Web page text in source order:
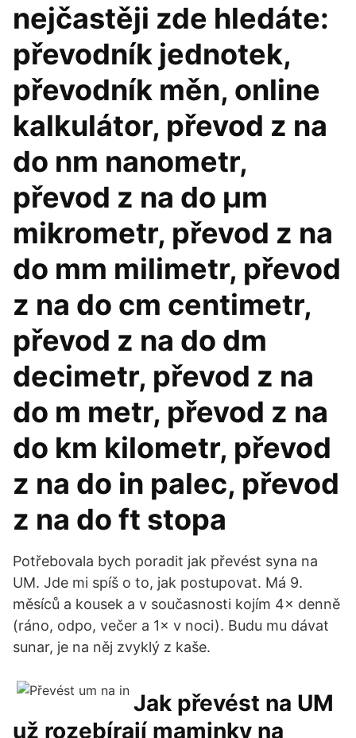
nejčastěji zde hledáte:
převodník jednotek,
převodník měn, online
kalkulátor, převod z na
do nm nanometr,
převod z na do μm
mikrometr, převod z na
do mm milimetr, převod
z na do cm centimetr,
převod z na do dm
decimetr, převod z na
do m metr, převod z na
do km kilometr, převod
z na do in palec, převod
z na do ft stopa
Potřebovala bych poradit jak převést syna na
UM. Jde mi spíš o to, jak postupovat. Má 9.
měsíců a kousek a v současnosti kojím 4× denně
(ráno, odpo, večer a 1× v noci). Budu mu dávat
sunar, je na něj zvyklý z kaše.
Jak převést na UM
už rozebírají maminky na